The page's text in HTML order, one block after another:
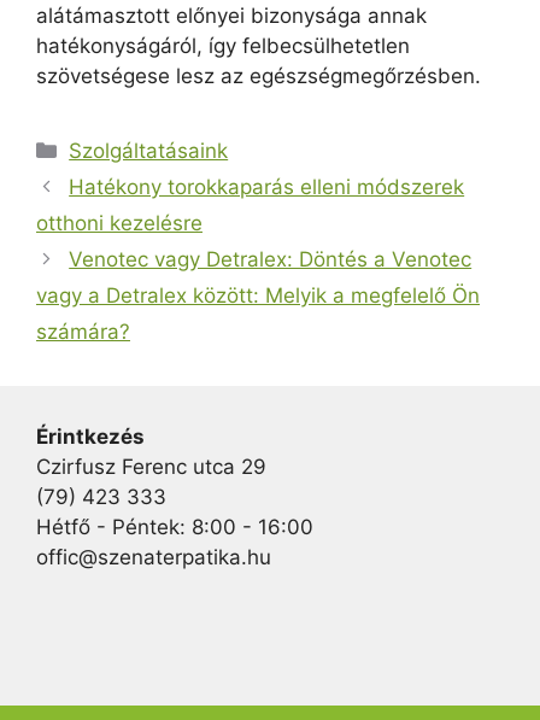
alátámasztott előnyei bizonysága annak
hatékonyságáról, így felbecsülhetetlen
szövetségese lesz az egészségmegőrzésben.
Kategória
Szolgáltatásaink
Hatékony torokkaparás elleni módszerek
otthoni kezelésre
Venotec vagy Detralex: Döntés a Venotec
vagy a Detralex között: Melyik a megfelelő Ön
számára?
Érintkezés
Czirfusz Ferenc utca 29
(79) 423 333
Hétfő - Péntek: 8:00 - 16:00
offic@szenaterpatika.hu